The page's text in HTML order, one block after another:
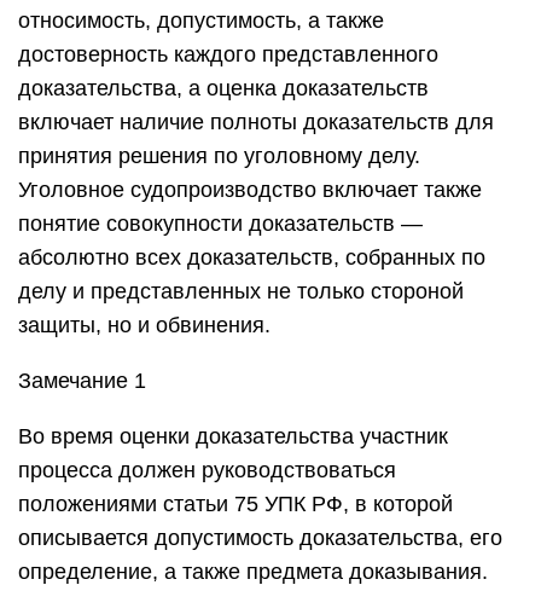
относимость, допустимость, а также
достоверность каждого представленного
доказательства, а оценка доказательств
включает наличие полноты доказательств для
принятия решения по уголовному делу.
Уголовное судопроизводство включает также
понятие совокупности доказательств —
абсолютно всех доказательств, собранных по
делу и представленных не только стороной
защиты, но и обвинения.
Замечание 1
Во время оценки доказательства участник
процесса должен руководствоваться
положениями статьи 75 УПК РФ, в которой
описывается допустимость доказательства, его
определение, а также предмета доказывания.